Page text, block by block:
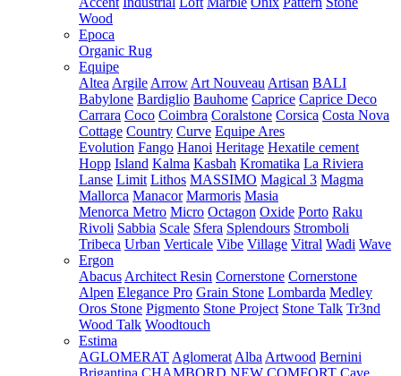
Wood
Epoca
Organic Rug
Equipe
Altea Argile Arrow Art Nouveau Artisan BALI
Babylone Bardiglio Bauhome Caprice Caprice Deco
Carrara Coco Coimbra Coralstone Corsica Costa Nova
Cottage Country Curve Equipe Ares
Evolution Fango Hanoi Heritage Hexatile cement
Hopp Island Kalma Kasbah Kromatika La Riviera
Lanse Limit Lithos MASSIMO Magical 3 Magma
Mallorca Manacor Marmoris Masia
Menorca Metro Micro Octagon Oxide Porto Raku
Rivoli Sabbia Scale Sfera Splendours Stromboli
Tribeca Urban Verticale Vibe Village Vitral Wadi Wave
Ergon
Abacus Architect Resin Cornerstone Cornerstone
Alpen Elegance Pro Grain Stone Lombarda Medley
Oros Stone Pigmento Stone Project Stone Talk Tr3nd
Wood Talk Woodtouch
Estima
AGLOMERAT Aglomerat Alba Artwood Bernini